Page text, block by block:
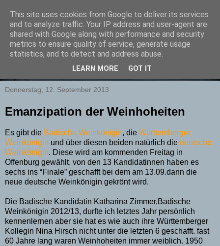
Donnerstag, 12. September 2013
Emanzipation der Weinhoheiten
Es gibt die Badische Weinkönigin, die Württemberger
Weinkönigin und über diesen beiden natürlich die deutsche
Weinkönigin. Diese wird am kommenden Freitag in
Offenburg gewählt. von den 13 Kandidatinnen haben es
sechs ins “Finale” geschafft bei dem am 13.09.dann die
neue deutsche Weinkönigin gekrönt wird.
Die Badische Kandidatin Katharina Zimmer,Badische
Weinkönigin 2012/13, durfte ich letztes Jahr persönlich
kennenlernen aber sie hat es wie auch ihre Württemberger
Kollegin Nina Hirsch nicht unter die letzten 6 geschafft. fast
60 Jahre lang waren Weinhoheiten immer weiblich. 1950
This site uses cookies from Google to deliver its services
and to analyze traffic. Your IP address and user-agent are
shared with Google along with performance and security
metrics to ensure quality of service, generate usage
statistics, and to detect and address abuse.
LEARN MORE GOT IT